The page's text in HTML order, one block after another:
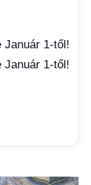
Január 1-től!
Január 1-től!